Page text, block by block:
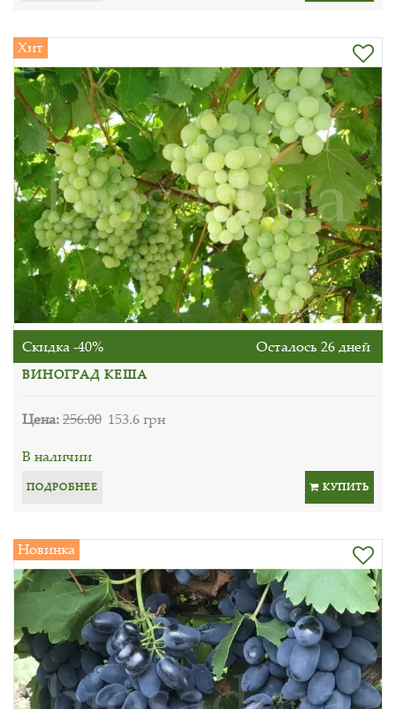
Хит
Скидка -40% Осталось 26 дней
ВИНОГРАД КЕША
Цена:256.00 153.6 грн
В наличии
ПОДРОБНЕЕ КУПИТЬ
Новинка